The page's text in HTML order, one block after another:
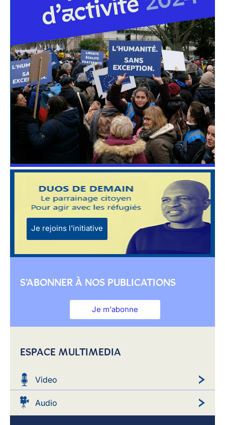
Je rejoins l'initiative
S'ABONNER À NOS PUBLICATIONS
Je m'abonne
ESPACE MULTIMEDIA
Video
Audio